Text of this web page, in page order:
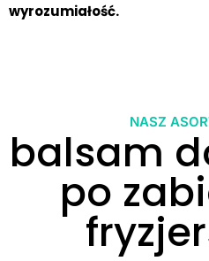
wyrozumiałość.
NASZ
balsam
po